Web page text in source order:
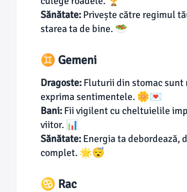
Sănătate: Privește către regimul
starea ta de bine. 🥗
♊ Gemeni
Dragoste: Fluturii din stomac sunt
exprima sentimentele. 🌼💌
Bani: Fii vigilent cu cheltuielile
viitor. 📊
Sănătate: Energia ta debordează,
complet. 🌟😴
♋ Rac